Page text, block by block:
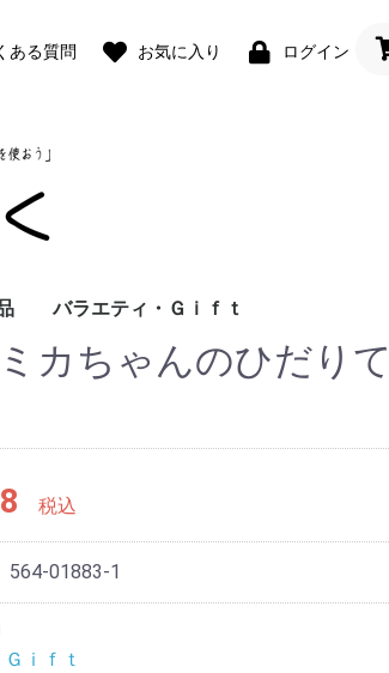
ある質問 お気に入り ログイン
他
バラエティ・Ｇｉｆｔ
Wallet(財布)
時計
デジタル小物
バラエティグッズ
ファッション小物
京扇子
書籍
カちゃんのひだりて
税込
564-01883-1
ｉｆｔ